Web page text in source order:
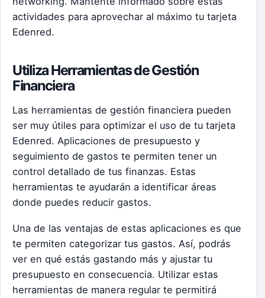
actividades para aprovechar al máximo tu tarjeta
Edenred.
Utiliza Herramientas de Gestión
Financiera
Las herramientas de gestión financiera pueden
ser muy útiles para optimizar el uso de tu tarjeta
Edenred. Aplicaciones de presupuesto y
seguimiento de gastos te permiten tener un
control detallado de tus finanzas. Estas
herramientas te ayudarán a identificar áreas
donde puedes reducir gastos.
Una de las ventajas de estas aplicaciones es que
te permiten categorizar tus gastos. Así, podrás
ver en qué estás gastando más y ajustar tu
presupuesto en consecuencia. Utilizar estas
herramientas de manera regular te permitirá